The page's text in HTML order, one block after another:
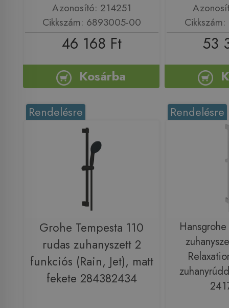
Azonosító: 214251
Cikkszám: 6893005-00
46 168 Ft
Kosárba
53
Rendelésre
Grohe Tempesta 110
rudas zuhanyszett 2
funkciós (Rain, Jet), matt
fekete 284382434
Rendelésre